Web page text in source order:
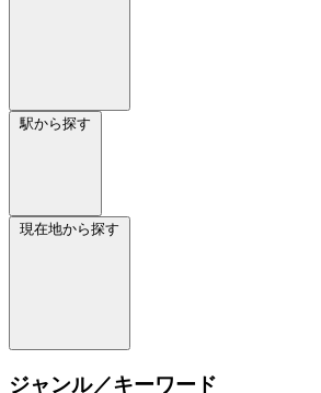
駅から探す
現在地から探す
ジャンル／キーワード